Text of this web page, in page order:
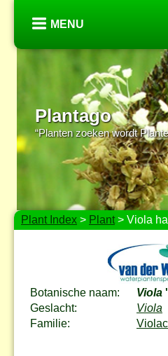
MENU
Plantago
“Planten zoeken wordt
Plant Index > Plant> Viola
Botanische naam: Viola
Geslacht:
Viola
Familie: